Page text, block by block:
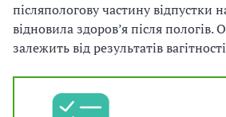
післяпологову частину відпустки
відновила здоров’я після пологів.
залежить від результатів